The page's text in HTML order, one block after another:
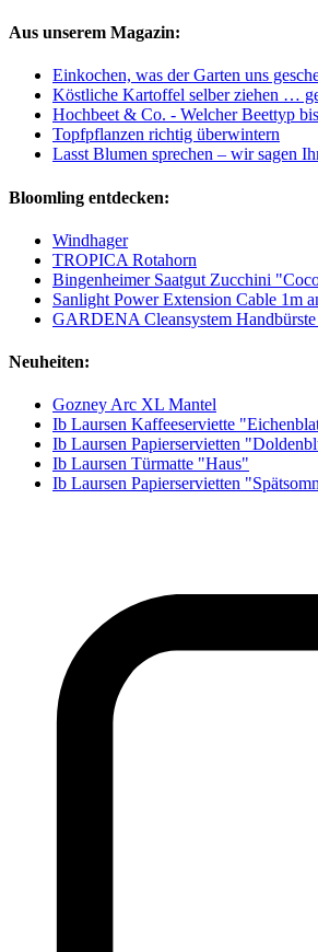
Aus unserem Magazin:
Einkochen, was der Garten uns
Köstliche Kartoffel selber ziehen …
Hochbeet & Co. - Welcher Beettyp
Topfpflanzen richtig überwintern
Lasst Blumen sprechen – wir sagen
Bloomling entdecken:
Windhager
TROPICA Rotahorn
Bingenheimer Saatgut Zucchini
Sanlight Power Extension Cable 1m
GARDENA Cleansystem
Neuheiten:
Gozney Arc XL Mantel
Ib Laursen Kaffeeserviette
Ib Laursen Papierservietten
Ib Laursen Türmatte "Haus"
Ib Laursen Papierservietten